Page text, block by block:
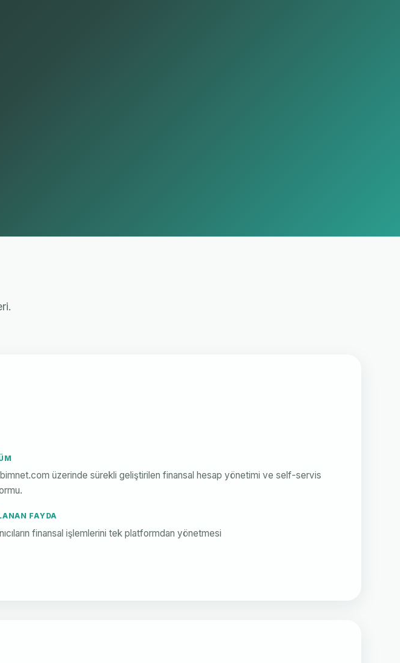
üzerinde sürekli geliştirilen finansal hesap yönetimi ve self-servis
FAYDA
finansal işlemlerini tek platformdan yönetmesi